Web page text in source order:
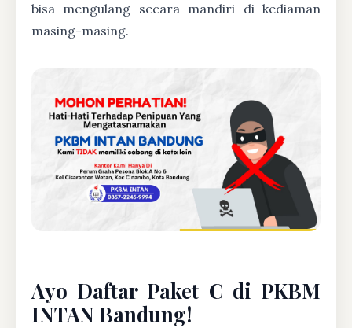
bisa mengulang secara mandiri di kediaman
masing-masing.
Ayo Daftar Paket C di PKBM
INTAN Bandung!